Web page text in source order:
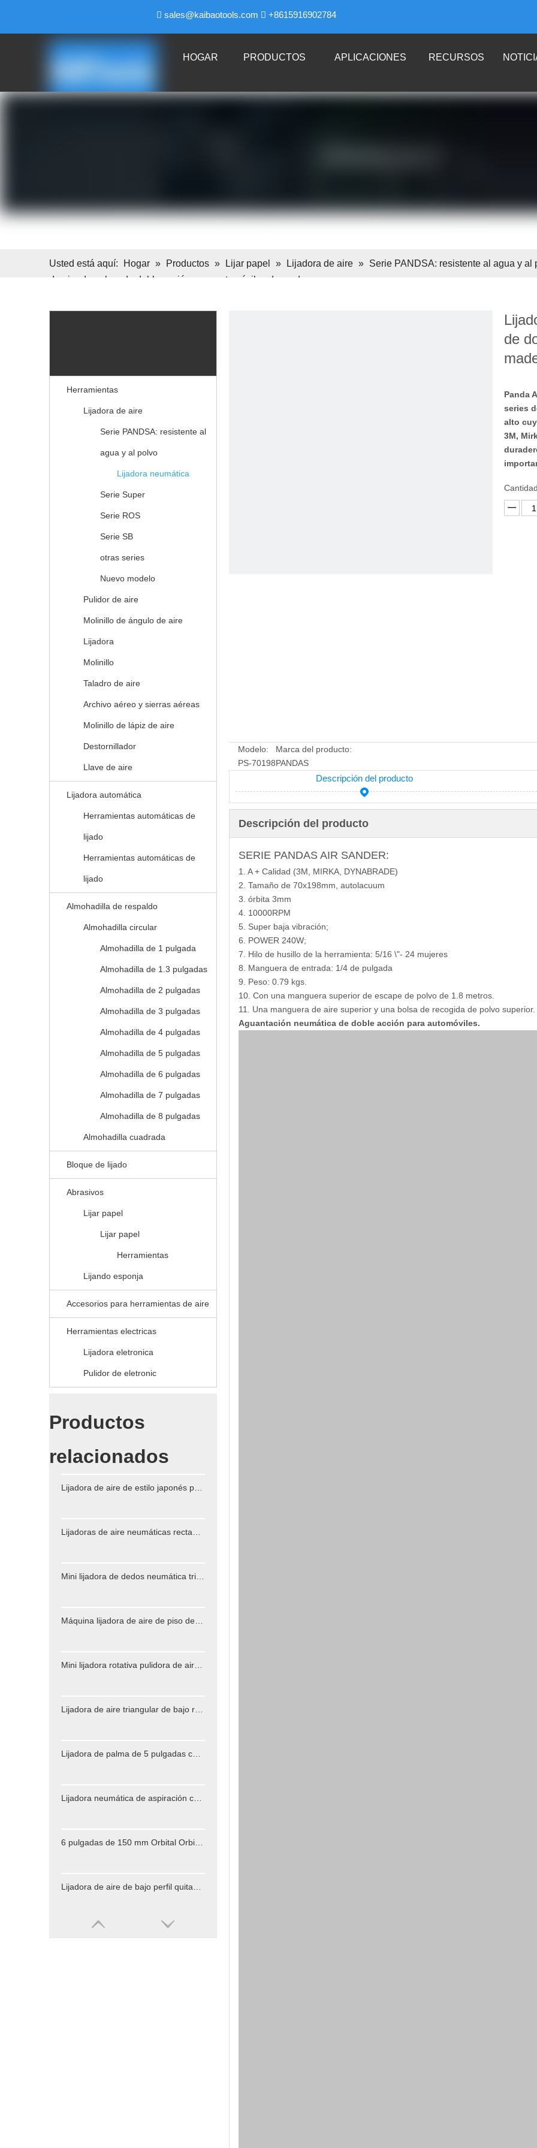
 sales@kaibaotools.com  +8615916902784
HOGAR PRODUCTOS APLICACIONES RECURSOS
Usted está aquí: Hogar » Productos » Lijar papel » Lijadora de aire » Serie PANDSA: resistente al agua y al
de aire de palma de doble acción para automóviles de madera
Herramientas
Lijadora de aire
Serie PANDSA: resistente al
agua y al polvo
Lijadora neumática
Serie Super
Serie ROS
Serie SB
otras series
Nuevo modelo
Pulidor de aire
Molinillo de ángulo de aire
Lijadora
Molinillo
Taladro de aire
Archivo aéreo y sierras aéreas
Molinillo de lápiz de aire
Destornillador
Llave de aire
Lijadora automática
Herramientas automáticas de
lijado
Herramientas automáticas de
lijado
Almohadilla de respaldo
Almohadilla circular
Almohadilla de 1 pulgada
Almohadilla de 1.3 pulgadas
Almohadilla de 2 pulgadas
Almohadilla de 3 pulgadas
Almohadilla de 4 pulgadas
Almohadilla de 5 pulgadas
Almohadilla de 6 pulgadas
Almohadilla de 7 pulgadas
Almohadilla de 8 pulgadas
Almohadilla cuadrada
Bloque de lijado
Abrasivos
Lijar papel
Lijar papel
Herramientas
Lijando esponja
Accesorios para herramientas de aire
Herramientas electricas
Lijadora eletronica
Pulidor de eletronic
Productos
relacionados
de
Panda
series
alto
3M,
Modelo:
PS-70198
Marca del producto:
PANDAS
Descripción del producto
Descripción del producto
SERIE PANDAS AIR SANDER:
1. A + Calidad (3M, MIRKA, DYNABRADE)
2. Tamaño de 70x198mm, autolacuum
3. órbita 3mm
4. 10000RPM
5. Super baja vibración;
6. POWER 240W;
7. Hilo de husillo de la herramienta: 5/16 \"- 24 mujeres
8. Manguera de entrada: 1/4 de pulgada
9. Peso: 0.79 kgs.
10. Con una manguera superior de escape de polvo de 1.8 metros.
11. Una manguera de aire superior y una bolsa de recogida de polvo superior.
Aguantación neumática de doble acción para automóviles.